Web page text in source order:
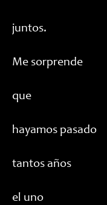
juntos.
Me sorprende
que
hayamos pasado
tantos años
el uno